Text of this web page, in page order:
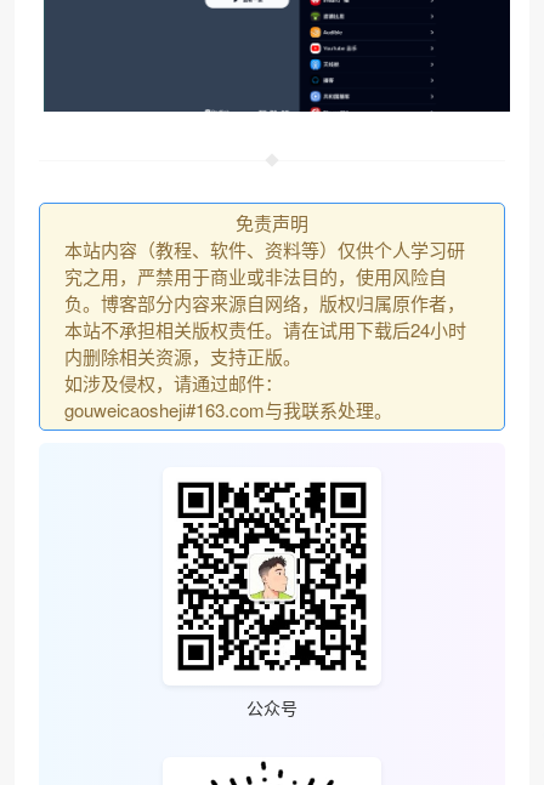
免责声明
本站内容（教程、软件、资料等）仅供个人学习研
究之用，严禁用于商业或非法目的，使用风险自
负。博客部分内容来源自网络，版权归属原作者，
本站不承担相关版权责任。请在试用下载后24小时
内删除相关资源，支持正版。
如涉及侵权，请通过邮件：
gouweicaosheji#163.com与我联系处理。
公众号